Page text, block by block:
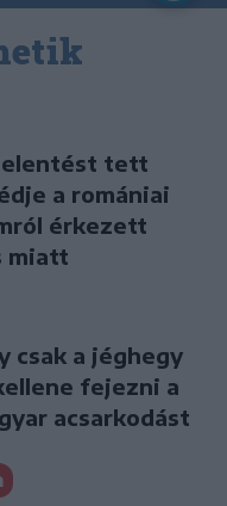
tett
a romániai
érkezett
miatt
csak a jéghegy
fejezni a
acsarkodást